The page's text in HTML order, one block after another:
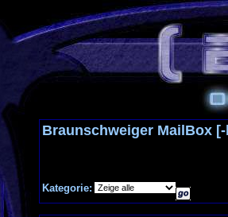
Braunschweiger MailBox
Kategorie: